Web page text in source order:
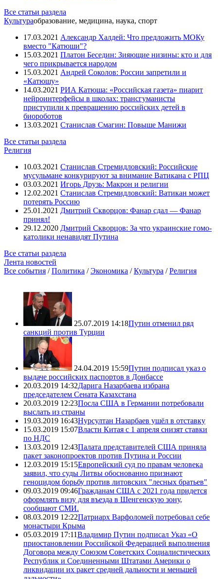
Все статьи раздела
Культураобразование, медицина, наука, спорт
17.03.2021 Александр Халдей: Что предложить МОКу
вместо "Катюши"?
15.03.2021 Платон Беседин: Зияющие низины: кто и для
чего прикрывается народом
15.03.2021 Андрей Соколов: России запретили и
«Катюшу»
14.03.2021 РИА Катюша: «Российская газета» пиарит
нейроинтерфейсы в школах: трансгуманисты
приступили к превращению российских детей в
биороботов
13.03.2021 Станислав Смагин: Повыше Манижи
Все статьи раздела
Религия
10.03.2021 Станислав Стремидловский: Российские
мусульмане конкурируют за внимание Ватикана с РПЦ
03.03.2021 Игорь Друзь: Макрон и религии
12.02.2021 Станислав Стремидловский: Ватикан может
потерять Россию
25.01.2021 Дмитрий Скворцов: Фанар сдал — Фанар
принял!
29.12.2020 Дмитрий Скворцов: За что украинские гомо-
католики ненавидят Путина
Все статьи раздела
Лента новостей
Все события /Политика /Экономика /Культура /Религия
25.07.2019 14:18Путин отменил ряд
санкций против Турции
24.04.2019 15:59Путин подписал указ о
выдаче российских паспортов в Донбассе
20.03.2019 14:32Дарига Назарбаева избрана
председателем Сената Казахстана
20.03.2019 12:23Посла США в Германии потребовали
выслать из страны
19.03.2019 16:43Нурсултан Назарбаев ушёл в отставку
15.03.2019 15:07Власти Китая с 1 апреля снизят ставки
по НДС
13.03.2019 12:43Палата представителей США приняла
пакет законопроектов против Путина и России
12.03.2019 15:15Европейский суд по правам человека
заявил, что суды Литвы обоснованно признают
геноцидом борьбу против литовских "лесных братьев"
09.03.2019 09:46Гражданам США с 2021 года придется
оформлять визу для въезда в Шенгенскую зону,
сообщают СМИ.
08.03.2019 12:22Патриарх Варфоломей потребовал себе
монастыри Крыма
05.03.2019 17:11Владимир Путин подписал Указ «О
приостановлении Российской Федерацией выполнения
Договора между Союзом Советских Социалистических
Республик и Соединенными Штатами Америки о
ликвидации их ракет средней дальности и меньшей